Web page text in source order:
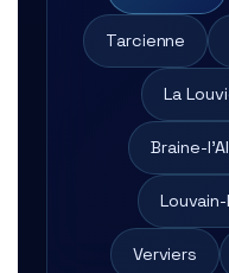
Tarcienne
La
Braine-
Verviers